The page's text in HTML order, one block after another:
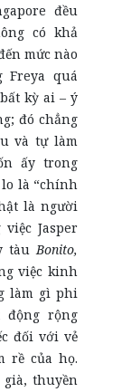
đều
có khả
mức nào
Freya quá
kỳ ai – ý
đó chẳng
và tự làm
ấy trong
là “chính
là người
Jasper
tàuBonito,
việc kinh
làm gì phi
động rộng
đối với vẻ
rề của họ.
già, thuyền